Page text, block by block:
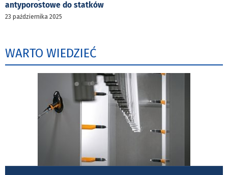
antyporostowe do statków
23 października 2025
WARTO WIEDZIEĆ